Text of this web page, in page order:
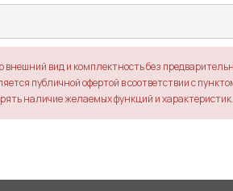
вид и комплектность без
публичной офертой в соответствии с
наличие желаемых функций и характеристик.